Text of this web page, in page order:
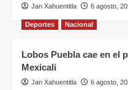
Jan Xahuentitla 6 agosto,
Deportes Nacional
Lobos Puebla cae en el
Mexicali
Jan Xahuentitla 6 agosto,